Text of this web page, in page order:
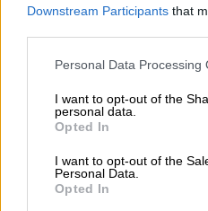
Downstream Participants that
Please note that this website/
not limited to your visit or
grant or deny consent to
use your data for below
consent section.
Personal Data Processing
I want to opt-out of the
personal data.
Opted In
I want to opt-out of the
Personal Data.
Opted In
Προσθέστε το
Φωτιά ξέσπασε το
(30/7) στοΑγρίνιο,
Η πυρκαγιά, σύμφωνα
σημειώνεται σε
κατάσβεση έχουν